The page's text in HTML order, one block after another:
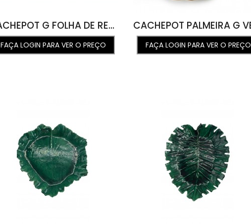
CACHEPOT G FOLHA DE REPOLHO COM CASAL DE ARARINHAS 41L X 45C X 31A
FAÇA LOGIN PARA VER O PREÇO FAÇA LOGIN PARA VER O PREÇO